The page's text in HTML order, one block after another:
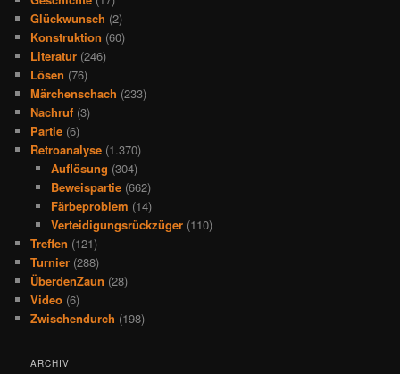
Glückwunsch (2)
Konstruktion (60)
Literatur (246)
Lösen (76)
Märchenschach (233)
Nachruf (3)
Partie (6)
Retroanalyse (1.370)
Auflösung (304)
Beweispartie(662)
Färbeproblem (14)
Verteidigungsrückzüger(110)
Treffen (121)
Turnier (288)
ÜberdenZaun (28)
Video (6)
Zwischendurch (198)
ARCHIV